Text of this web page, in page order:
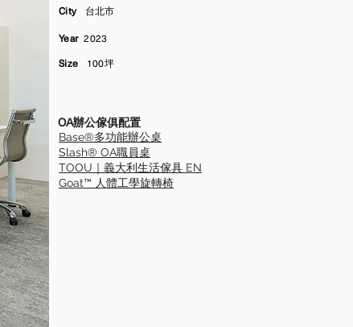
City台北市
Year2023
Size 100坪
OA辦公傢俱配置
Base®多功能辦公桌
Slash® OA職員桌
TOOU｜義大利生活傢具 EN
Goat™ 人體工學旋轉椅